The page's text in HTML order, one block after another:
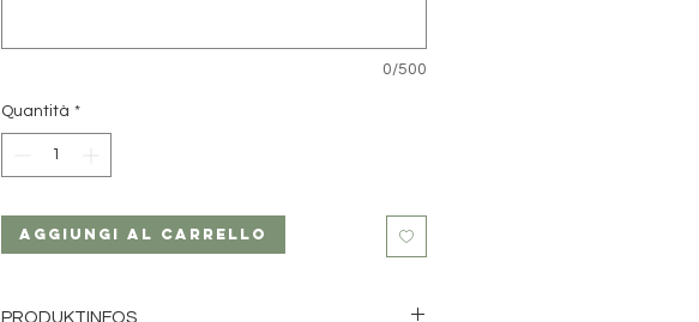
0/500
Quantità *
Aggiungi al carrello
PRODUKTINFOS